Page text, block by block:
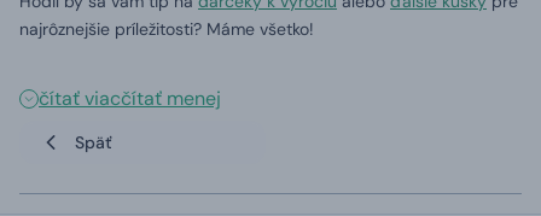
najrôznejšie príležitosti? Máme všetko!
čítať viacčítať menej
Späť